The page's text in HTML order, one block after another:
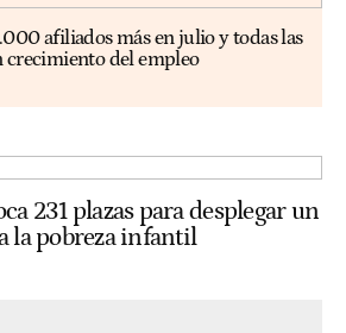
afiliados más en julio y todas las
crecimiento del empleo
231 plazas para desplegar un
la pobreza infantil